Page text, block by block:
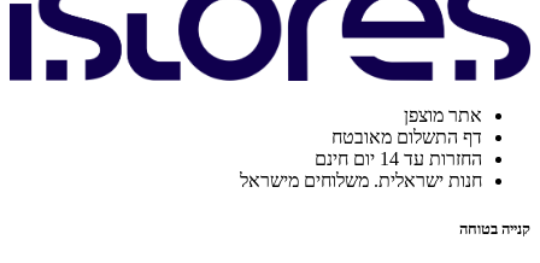
אתר מוצפן
דף התשלום מאובטח
החזרות עד 14 יום חינם
חנות ישראלית. משלוחים מישראל
קנייה בטוחה